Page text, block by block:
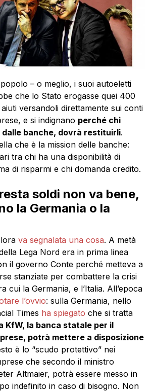
– o meglio, i suoi autoeletti
che lo Stato erogasse quei 400
versandoli direttamente sui conti
e si indignano perché chi
banche, dovrà restituirli.
che è la mission delle banche:
tra chi ha una disponibilità di
di risparmi e chi domanda credito.
soldi non va bene,
la Germania o la
va segnalata una cosa. A metà
Lega Nord era in prima linea
il governo Conte perché metteva a
stanziate per combattere la crisi
cui la Germania, e l’Italia. All’epoca
l’ovvio: sulla Germania, nello
Times ha spiegato che si tratta
KfW, la banca statale per il
potrà mettere a disposizione
è lo “scudo protettivo” nei
che secondo il ministro
Altmaier, potrà essere messo in
indefinito in caso di bisogno. Non